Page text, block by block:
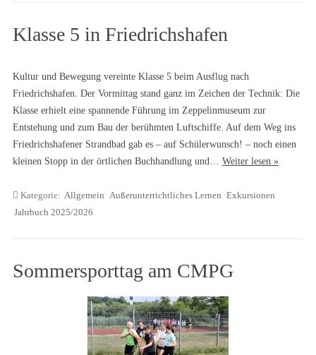
Klasse 5 in Friedrichshafen
Kultur und Bewegung vereinte Klasse 5 beim Ausflug nach
Friedrichshafen. Der Vormittag stand ganz im Zeichen der Technik: Die
Klasse erhielt eine spannende Führung im Zeppelinmuseum zur
Entstehung und zum Bau der berühmten Luftschiffe. Auf dem Weg ins
Friedrichshafener Strandbad gab es – auf Schülerwunsch! – noch einen
kleinen Stopp in der örtlichen Buchhandlung und… Weiter lesen »
Kategorie: Allgemein Außerunterrichtliches Lernen Exkursionen
Jahrbuch 2025/2026
Sommersporttag am CMPG